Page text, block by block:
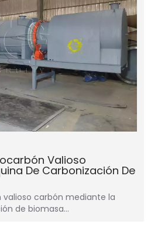
Valioso
De Carbonización De
carbón mediante la
de biomasa…